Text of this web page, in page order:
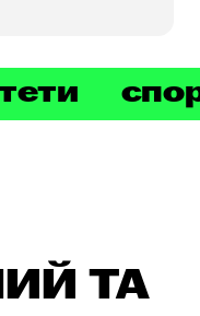
ТА